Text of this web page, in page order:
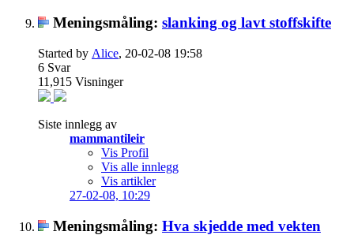
Meningsmåling: slanking og lavt stoffskifte
Started by Alice, 20-02-08 19:58
6 Svar
11,915 Visninger
Siste innlegg av
mammantileir
Vis Profil
Vis alle innlegg
Vis artikler
27-02-08, 10:29
Meningsmåling: Hva skjedde med vekten